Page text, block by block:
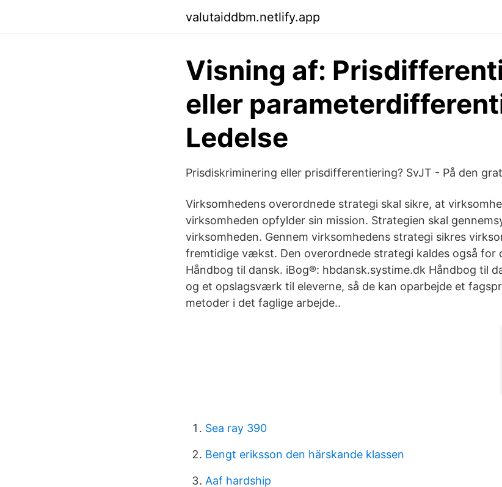
valutaiddbm.netlify.app
Visning af:
eller
Ledelse
Prisdiskriminering eller prisdifferentiering? SvJT - På den
Virksomhedens overordnede strategi skal sikre, at
virksomheden opfylder sin mission. Strategien skal
virksomheden. Gennem virksomhedens strategi sikres
fremtidige vækst. Den overordnede strategi kaldes også for
Håndbog til dansk. iBog®: hbdansk.systime.dk Håndbog til
og et opslagsværk til eleverne, så de kan oparbejde et
metoder i det faglige arbejde..
Sea ray 390
Bengt eriksson den härskande klassen
Aaf hardship